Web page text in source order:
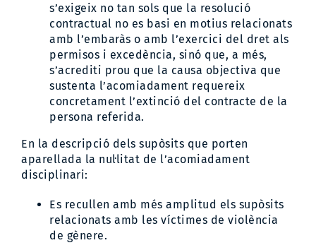
s’exigeix no tan sols que la resolució
contractual no es basi en motius relacionats
amb l’embaràs o amb l’exercici del dret als
permisos i excedència, sinó que, a més,
s’acrediti prou que la causa objectiva que
sustenta l’acomiadament requereix
concretament l’extinció del contracte de la
persona referida.
En la descripció dels supòsits que porten
aparellada la nul·litat de l’acomiadament
disciplinari:
Es recullen amb més amplitud els supòsits
relacionats amb les víctimes de violència
de gènere.